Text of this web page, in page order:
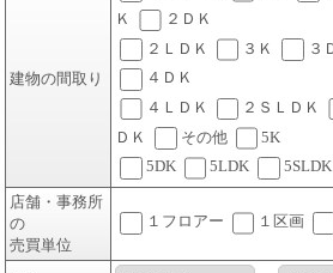
建物の間取り
Ｋ
２ＤＫ
２ＬＤＫ
３Ｋ ３
４ＤＫ
４ＬＤＫ
２ＳＬＤＫ
ＤＫ
その他
5K
5DK
5LDK
5SLDK
店舗・事務所
の
売買単位
１フロアー １区画